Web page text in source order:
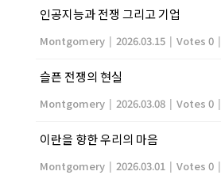
인공지능과 전쟁 그리고 기업
Montgomery | 2026.03.15 | Votes 0 |
슬픈 전쟁의 현실
Montgomery | 2026.03.08 | Votes 0 |
이란을 향한 우리의 마음
Montgomery | 2026.03.01 | Votes 0 |